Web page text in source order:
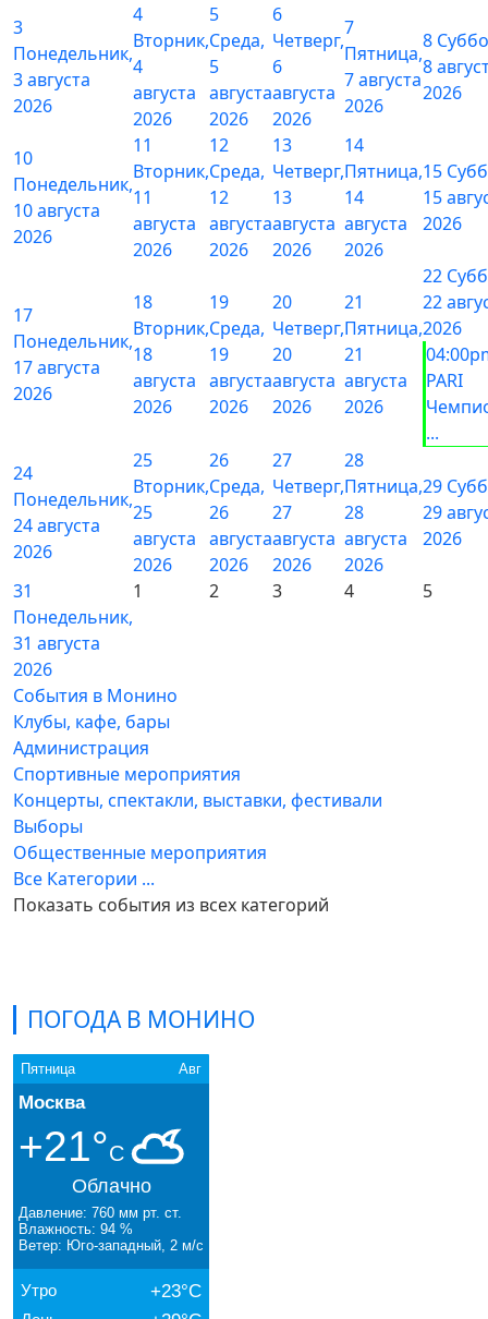
ПОГОДА В МОНИНО
Пятница Авг
Москва
+21°C
Облачно
Давление: 760 мм рт. ст.
Влажность: 94 %
Ветер: Юго-западный, 2 м/с
Утро +23°C
3
Понедельник,
3 августа
2026
4
Вторник,
4
августа
2026
5
Среда,
5
августа
2026
6
Четверг,
6
августа
2026
7
Пятница,
7 августа
2026
8
8
2026
10
Понедельник,
10 августа
2026
11
Вторник,
11
августа
2026
12
Среда,
12
августа
2026
13
Четверг,
13
августа
2026
14
Пятница,
14
августа
2026
15
15
2026
17
Понедельник,
17 августа
2026
18
Вторник,
18
августа
2026
19
Среда,
19
августа
2026
20
Четверг,
20
августа
2026
21
Пятница,
21
августа
2026
22
22
2026
PARI
...
24
Понедельник,
24 августа
2026
25
Вторник,
25
августа
2026
26
Среда,
26
августа
2026
27
Четверг,
27
августа
2026
28
Пятница,
28
августа
2026
29
29
2026
31
Понедельник,
31 августа
2026
1 2 3 4 5
События в Монино
Клубы, кафе, бары
Администрация
Спортивные мероприятия
Концерты, спектакли, выставки, фестивали
Выборы
Общественные мероприятия
Все Категории ...
Показать события из всех категорий